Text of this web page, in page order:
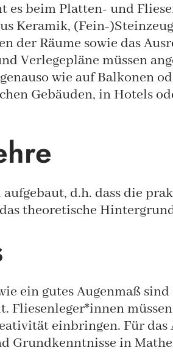
es beim Platten- und
Keramik, (Fein-
der Räume sowie das
Verlegepläne müssen
wie auf Balkonen
Gebäuden, in Hotels
d.h. dass die
theoretische
ein gutes Augenmaß
Fliesenleger*innen
einbringen. Für das
Grundkenntnisse in